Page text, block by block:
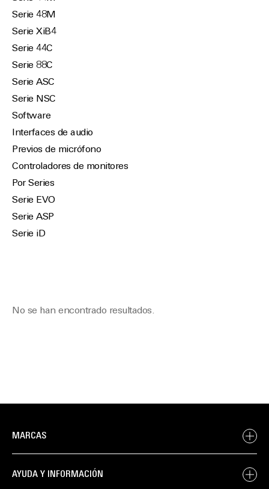
Serie 48M
Serie XiB4
Serie 44C
Serie 88C
Serie ASC
Serie NSC
Software
Interfaces de audio
Previos de micrófono
Controladores de monitores
Por Series
Serie EVO
Serie ASP
Serie iD
No se han encontrado resultados.
MARCAS
AYUDA Y INFORMACIÓN